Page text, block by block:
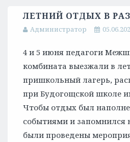
ЛЕТНИЙ ОТДЫХ В
Администратор
4 и 5 июня педагоги
комбината выезжали в
пришкольный лагерь,
при Будогощской школе
Чтобы отдых был
событиями и запомнился
были проведены